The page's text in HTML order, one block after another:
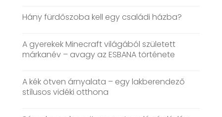
Hány fürdőszoba kell egy családi házba?
A gyerekek Minecraft világából született
márkanév – avagy az ESBANA története
A kék ötven árnyalata – egy lakberendező
stílusos vidéki otthona